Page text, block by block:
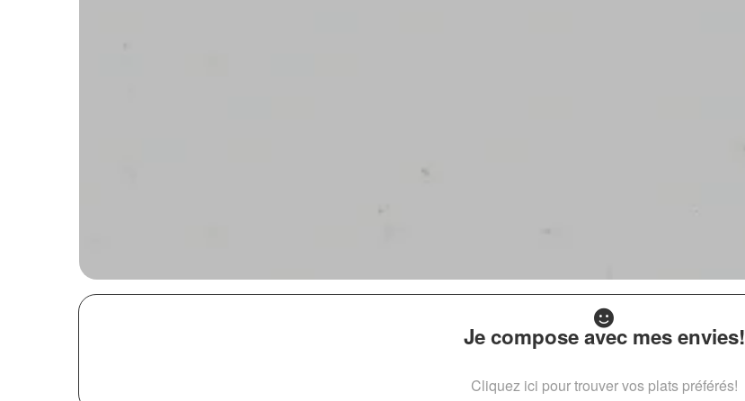
Je compose avec mes envies!
Cliquez ici pour trouver vos plats préférés!